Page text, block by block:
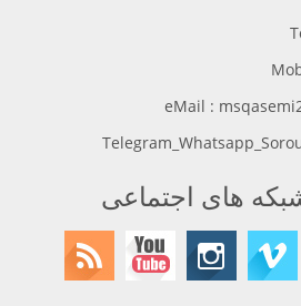
eMail :
های اجتماعی